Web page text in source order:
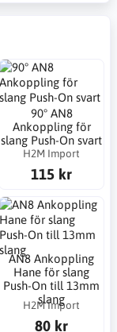
90° AN8
Ankoppling för
slang Push-On svart
H2M Import
115 kr
AN8 Ankoppling
Hane för slang
Push-On till 13mm
slang
H2M Import
80 kr